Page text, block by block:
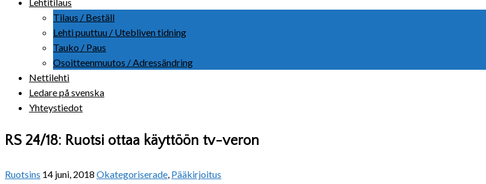
Tilaus / Beställ
Lehti puuttuu / Utebliven tidning
Tauko / Paus
Osoitteenmuutos / Adressändring
Nettilehti
Ledare på svenska
Yhteystiedot
RS 24/18: Ruotsi ottaa käyttöön tv-veron
Ruotsins 14 juni, 2018 Okategoriserade, Pääkirjoitus